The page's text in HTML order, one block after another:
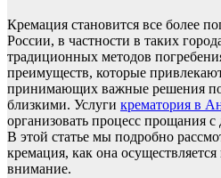
Кремация становится все более
России, в частности в таких
традиционных методов
преимуществ, которые
принимающих важные решения
близкими. Услуги крематория в
организовать процесс прощания
В этой статье мы подробно
кремация, как она
внимание.